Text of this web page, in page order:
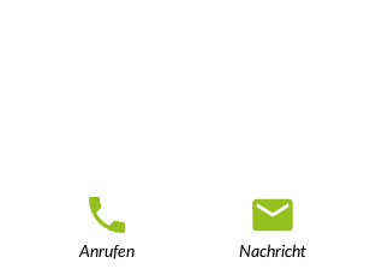
Anrufen Nachricht